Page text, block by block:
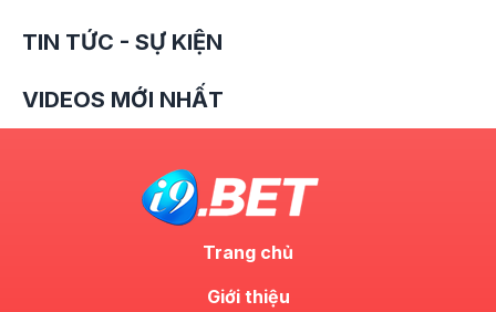
TIN TỨC - SỰ KIỆN
VIDEOS MỚI NHẤT
Trang chủ
Giới thiệu